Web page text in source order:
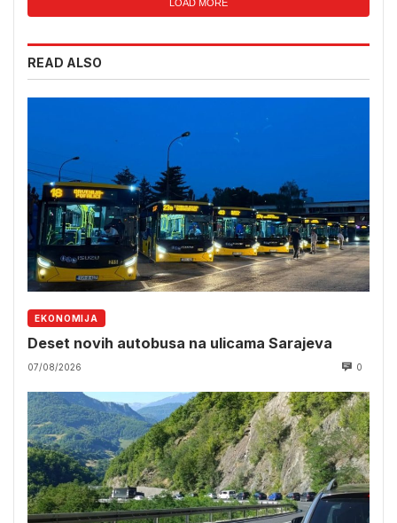
LOAD MORE
READ ALSO
EKONOMIJA
Deset novih autobusa na ulicama Sarajeva
07/08/2026 0